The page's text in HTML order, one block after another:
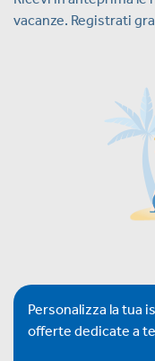
vacanze. Registrati
Personalizza la tua
offerte dedicate a